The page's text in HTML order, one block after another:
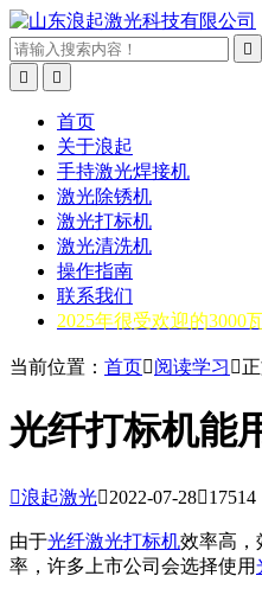



首页
关于浪起
手持激光焊接机
激光除锈机
激光打标机
激光清洗机
操作指南
联系我们
2025年很受欢迎的3000
当前位置： 首页阅读学习 
光纤打标机能
浪起激光2022-07-2817514
由于光纤激光打标机效率高，
率，许多上市公司会选择使用